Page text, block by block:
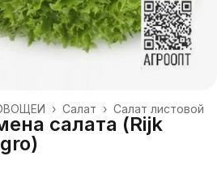
Салат листовой
Салат ›
›
салата (Rijk